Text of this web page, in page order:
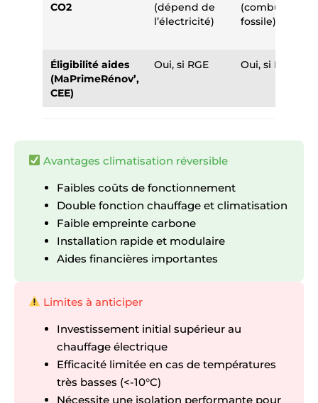
CO2
(dépend de
l’électricité)
(combustible
fossile)
Éligibilité aides
(MaPrimeRénov’,
CEE)
Oui, si RGE Oui, si RGE
Avantages climatisation réversible
Faibles coûts de fonctionnement
Double fonction chauffage et climatisation
Faible empreinte carbone
Installation rapide et modulaire
Aides financières importantes
Limites à anticiper
Investissement initial supérieur au
chauffage électrique
Efficacité limitée en cas de températures
très basses (<-10°C)
Nécessite une isolation performante pour